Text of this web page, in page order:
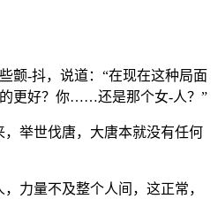
颤-抖，说道：“在现在这种局面
更好？你……还是那个女-人？”
举世伐唐，大唐本就没有任何
力量不及整个人间，这正常，